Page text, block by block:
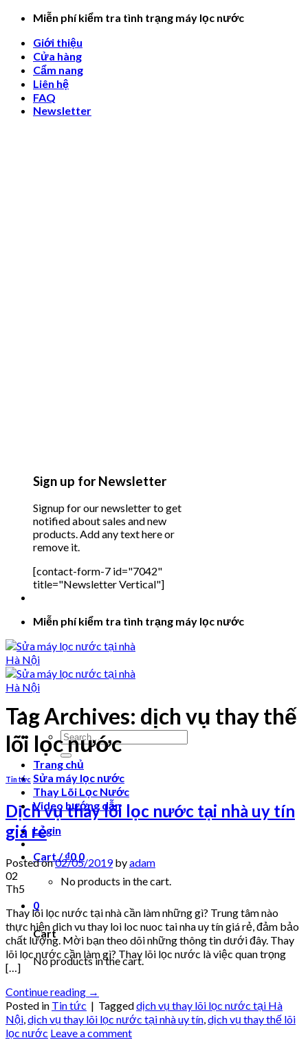
Skip
content
Miễn phí kiểm tra tình trạng máy lọc nước
Giới thiệu
Cửa hàng
Cẩm nang
Liên hệ
FAQ
Newsletter
Sign up for Newsletter
Signup for our newsletter to get
notified about sales and new
products. Add any text here or
remove it.
[contact-form-7 id="7042"
title="Newsletter Vertical"]
Miễn phí kiểm tra tình trạng máy lọc nước
Search
for:
Trang chủ
Sửa máy lọc nước
Thay Lõi Lọc Nước
Video hướng dẫn
Login
Cart /₫0 0
No products in the cart.
0
Cart
No products in the cart.
Tag Archives: dịch vụ thay thế
lõi lọc nước
Tin tức
Dịch vụ thay lõi lọc nước tại nhà uy tín
giá rẻ
Posted on02/05/2019byadam
02
Th5
Thay lõi lọc nước tại nhà cần làm những gì? Trung tâm nào
thực hiện dich vu thay loi loc nuoc tai nha uy tín giá rẻ, đảm bảo
chất lượng. Mời bạn theo dõi những thông tin dưới đây. Thay
lõi lọc nước cần làm gì? Thay lõi lọc nước là việc quan trọng
[…]
Continue reading →
Posted in Tin tức | Taggeddịch vụ thay lõi lọc nước tại Hà
Nội dịch vụ thay lõi lọc nước tại nhà uy tín dịch vụ thay thế lõi
lọc nước Leave a comment